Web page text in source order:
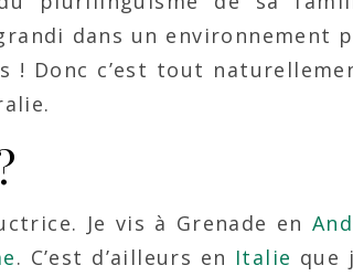
dans un environnement
! Donc c’est tout
Je vis à Grenade en
. C’est d’ailleurs en Italie que